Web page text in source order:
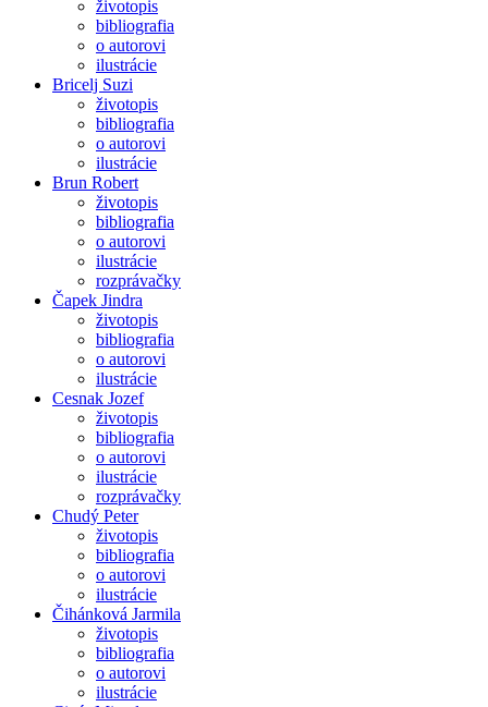
životopis
bibliografia
o autorovi
ilustrácie
Bricelj Suzi
životopis
bibliografia
o autorovi
ilustrácie
Brun Robert
životopis
bibliografia
o autorovi
ilustrácie
rozprávačky
Čapek Jindra
životopis
bibliografia
o autorovi
ilustrácie
Cesnak Jozef
životopis
bibliografia
o autorovi
ilustrácie
rozprávačky
Chudý Peter
životopis
bibliografia
o autorovi
ilustrácie
Čihánková Jarmila
životopis
bibliografia
o autorovi
ilustrácie